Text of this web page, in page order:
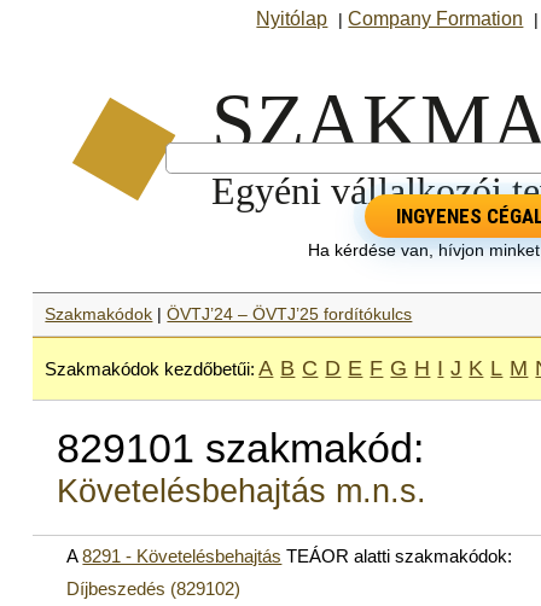
Nyitólap |Company Formation
INGYENES
Ha kérdése van, hívjon
Szakmakódok |ÖVTJ’24 – ÖVTJ’25 fordítókulcs
Szakmakódok kezdőbetűi: A B C D E F G H I J K L M
829101 szakmakód:
Követelésbehajtás m.n.s.
A8291 - Követelésbehajtás TEÁOR alatti szakmakódok:
Díjbeszedés (829102)